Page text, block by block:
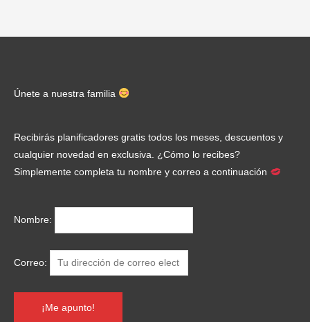
Únete a nuestra familia
Recibirás planificadores gratis todos los meses, descuentos y
cualquier novedad en exclusiva. ¿Cómo lo recibes?
Simplemente completa tu nombre y correo a continuación
Nombre:
Correo: